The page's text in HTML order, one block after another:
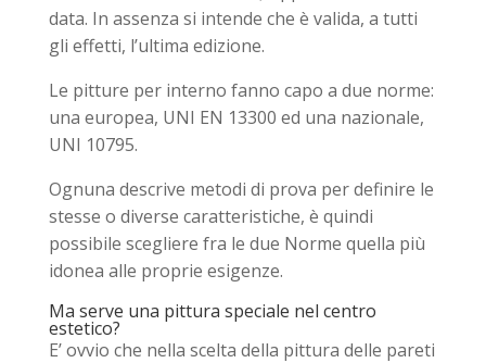
data. In assenza si intende che è valida, a tutti
gli effetti, l’ultima edizione.
Le pitture per interno fanno capo a due norme:
una europea, UNI EN 13300 ed una nazionale,
UNI 10795.
Ognuna descrive metodi di prova per definire le
stesse o diverse caratteristiche, è quindi
possibile scegliere fra le due Norme quella più
idonea alle proprie esigenze.
Ma serve una pittura speciale nel centro
estetico?
E’ ovvio che nella scelta della pittura delle pareti